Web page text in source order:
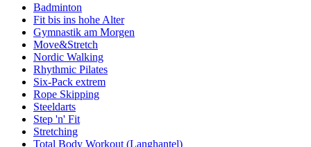
Badminton
Fit bis ins hohe Alter
Gymnastik am Morgen
Move&Stretch
Nordic Walking
Rhythmic Pilates
Six-Pack extrem
Rope Skipping
Steeldarts
Step 'n' Fit
Stretching
Total Body Workout (Langhantel)